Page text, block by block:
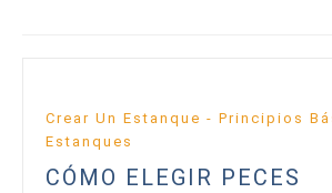
Crear Un Estanque - Principios
Estanques
CÓMO ELEGIR PECES